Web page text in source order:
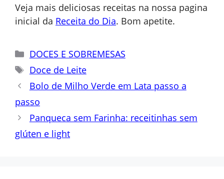
Veja mais deliciosas receitas na nossa pagina
inicial da Receita do Dia. Bom apetite.
Categorias
DOCES E SOBREMESAS
Tags
Doce de Leite
Bolo de Milho Verde em Lata passo a
passo
Panqueca sem Farinha: receitinhas sem
glúten e light